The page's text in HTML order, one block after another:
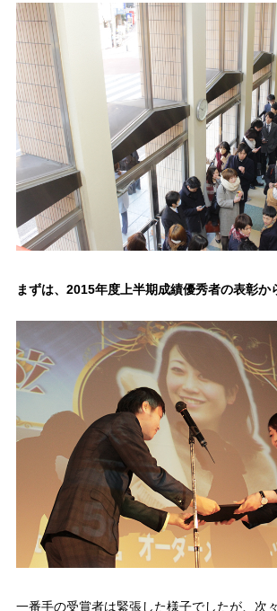
まずは、2015年度上半期成績優秀者の表彰か
一番手の受賞者は緊張した様子でしたが、次